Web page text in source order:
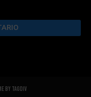
by TagDiv